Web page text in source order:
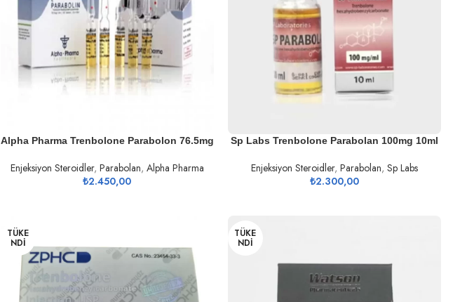
DEVAMINI OKU
Alpha Pharma Trenbolone Parabolon 76.5mg
Enjeksiyon Steroidler, Parabolan, Alpha Pharma
₺2.450,00
DEVAMINI OKU
Sp Labs Trenbolone Parabolan 100mg 10ml
Enjeksiyon Steroidler, Parabolan, Sp Labs
₺2.300,00
TÜKE
NDI
TÜKE
NDI